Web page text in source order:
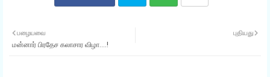
புதியது
பழையவை
மன்னார் பிரதேச கலாசார விழா....!